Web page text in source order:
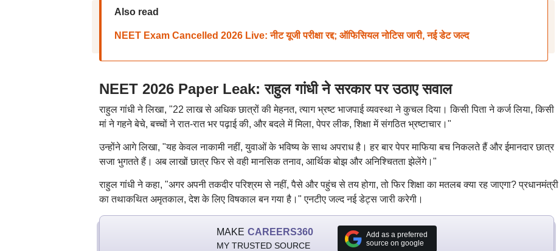
Also read
NEET Exam Cancelled 2026 Live: नीट यूजी परीक्षा रद्द; ऑफिसियल नोटिस जारी, नई डेट जल्द
NEET 2026 Paper Leak: राहुल गांधी ने सरकार पर उठाए सवाल
राहुल गांधी ने लिखा, "22 लाख से अधिक छात्रों की मेहनत, त्याग भ्रष्ट भाजपाई व्यवस्था ने कुचल दिया। किसी पिता ने कर्ज लिया, किसी
मां ने गहने बेचे, बच्चों ने रात-रात भर पढ़ाई की, और बदले में मिला, पेपर लीक, शिक्षा में संगठित भ्रष्टाचार।"
उन्होंने आगे लिखा, "यह केवल नाकामी नहीं, युवाओं के भविष्य के साथ अपराध है। हर बार पेपर माफिया बच निकलते हैं और ईमानदार छात्र
सजा भुगतते हैं। अब लाखों छात्र फिर से वही मानसिक तनाव, आर्थिक बोझ और अनिश्चितता झेलेंगे।"
राहुल गांधी ने कहा, "अगर अपनी तकदीर परिश्रम से नहीं, पैसे और पहुंच से तय होगा, तो फिर शिक्षा का मतलब क्या रह जाएगा? प्रधानमंत्री
का तथाकथित अमृतकाल, देश के लिए विषकाल बन गया है।" एनटीए जल्द नई डेट्स जारी करेगी।
MAKE CAREERS360
MY TRUSTED SOURCE
Add as a preferred
source on google